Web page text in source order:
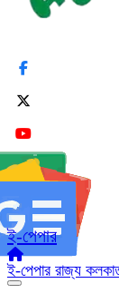
ই-পেপার
ই-পেপার রাজ্য